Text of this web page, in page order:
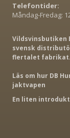
Telefontider:
Måndag-Fredag:
Vildsvinsbutiken
svensk
flertalet fabrikat.
Läs om hur DB
jaktvapen
En liten